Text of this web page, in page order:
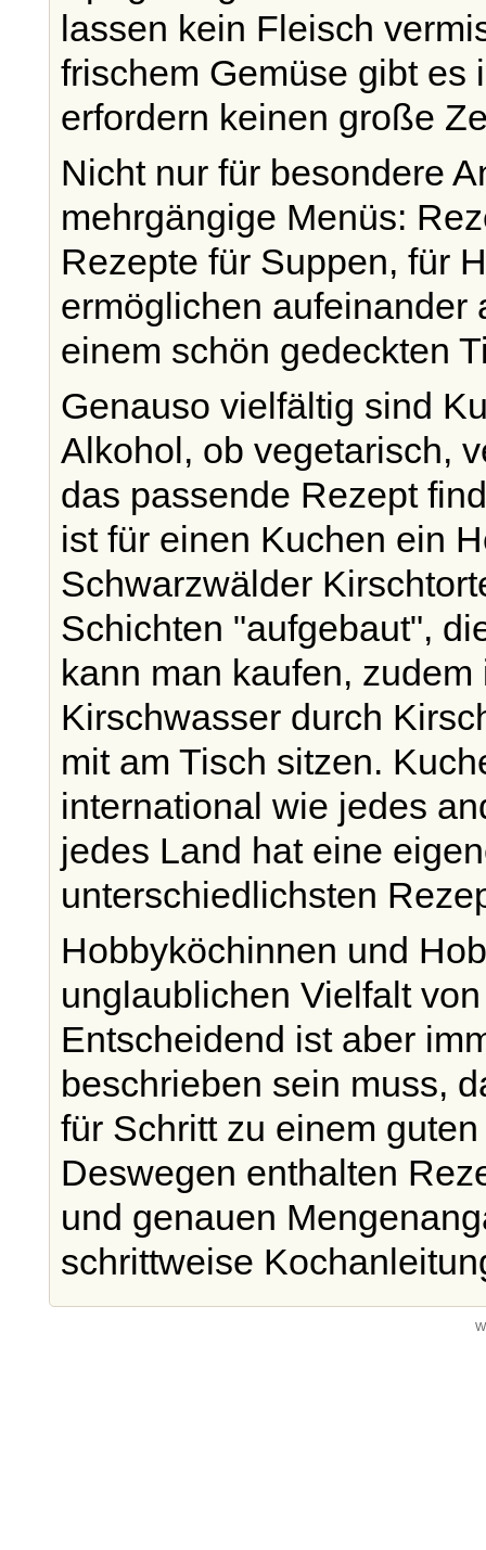
lassen kein Fleisch
frischem Gemüse gibt es
erfordern keinen große
Nicht nur für besondere
mehrgängige Menüs:
Rezepte für Suppen, für
ermöglichen aufeinander
einem schön gedeckten
Genauso vielfältig sind
Alkohol, ob vegetarisch,
das passende Rezept
ist für einen Kuchen ein
Schwarzwälder
Schichten "aufgebaut",
kann man kaufen,
Kirschwasser durch
mit am Tisch sitzen.
international wie jedes
jedes Land hat eine
unterschiedlichsten
Hobbyköchinnen und
unglaublichen Vielfalt
Entscheidend ist aber
beschrieben sein muss,
für Schritt zu einem
Deswegen enthalten
und genauen
schrittweise